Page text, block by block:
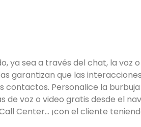
ya sea a través del chat, la voz
garantizan que las
Personalice la
voz o video gratis desde el
Center… ¡con el cliente